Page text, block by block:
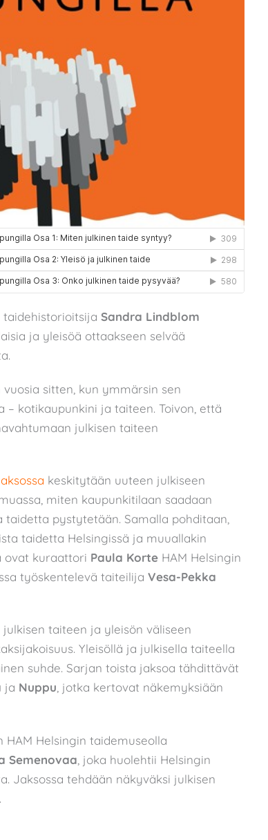
Sandra Lindblom
ja yleisöä ottaakseen selvää
sitten, kun ymmärsin sen
kotikaupunkini ja taiteen. Toivon, että
julkisen taiteen
keskitytään uuteen julkiseen
miten kaupunkitilaan saadaan
pystytetään. Samalla pohditaan,
taidetta Helsingissä ja muuallakin
ovat kuraattori Paula Korte HAM Helsingin
työskentelevä taiteilija Vesa-Pekka
taiteen ja yleisön väliseen
Yleisöllä ja julkisella taiteella
suhde. Sarjan toista jaksoa tähdittävät
ja Nuppu, jotka kertovat näkemyksiään
HAM Helsingin taidemuseolla
Semenovaa , joka huolehtii Helsingin
Jaksossa tehdään näkyväksi julkisen